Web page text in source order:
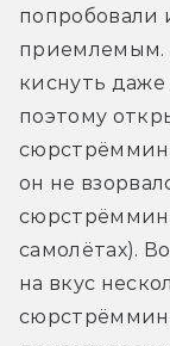
попробовали
приемлемым.
киснуть даже
поэтому
он не
самолётах).
на вкус